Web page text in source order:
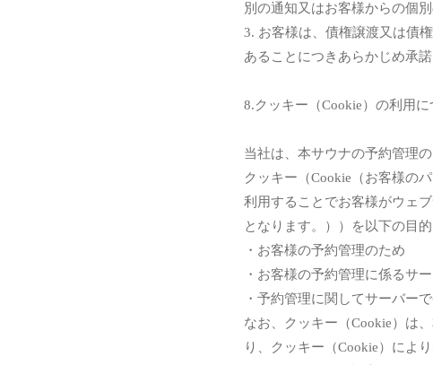
別の通知又はお客様からの個
3. お客様は、債権譲渡又は債
あることにつきあらかじめ承
8.クッキー（Cookie）の利用に
当社は、本サウナの予約管理
クッキー（Cookie（お客様の
利用することでお客様がウェ
となります。））を以下の目
・お客様の予約管理のため
・お客様の予約管理に係るサ
・予約管理に関してサーバー
なお、クッキー（Cookie）は
り、クッキー（Cookie）によ